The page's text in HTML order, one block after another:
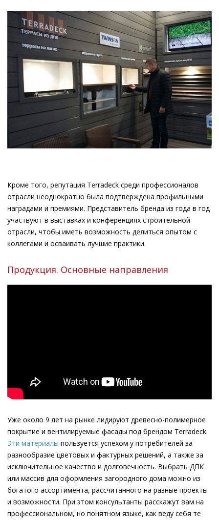
Кроме того, репутация Terradeck среди профессионалов
отрасли неоднократно была подтверждена профильными
наградами и премиями. Представитель бренда из года в год
участвуют в выставках и конференциях строительной
отрасли, чтобы иметь возможность делиться опытом с
коллегами и осваивать лучшие практики.
Продукция. Основные направления
Уже около 9 лет на рынке лидируют древесно-полимерное
покрытие и вентилируемые фасады под брендом Terradeck.
Эти материалы пользуется успехом у потребителей за
разнообразие цветовых и фактурных решений, а также за
исключительное качество и долговечность. Выбрать ДПК
или массив для оформления загородного дома можно из
богатого ассортимента, рассчитанного на разные проекты
и возможности. При этом консультанты расскажут вам на
профессиональном, но понятном языке, как веду себя те